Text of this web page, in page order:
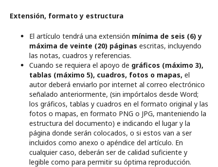
Extensión, formato y estructura
El artículo tendrá una extensión mínima de seis (6) y
máxima de veinte (20) páginas escritas, incluyendo
las notas, cuadros y referencias.
Cuando se requiera el apoyo de gráficos (máximo 3),
tablas (máximo 5), cuadros, fotos o mapas, el
autor deberá enviarlo por internet al correo electrónico
señalado anteriormente, (sin impórtalos desde Word;
los gráficos, tablas y cuadros en el formato original y las
fotos o mapas, en formato PNG o JPG, manteniendo la
estructura del documento) e indicando el lugar y la
página donde serán colocados, o si estos van a ser
incluidos como anexo o apéndice del artículo. En
cualquier caso, deberán ser de calidad suficiente y
legible como para permitir su óptima reproducción.